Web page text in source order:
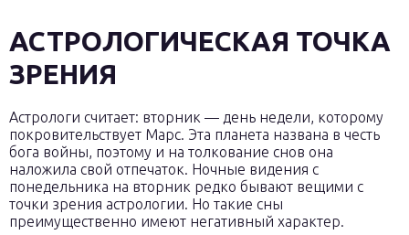
АСТРОЛОГИЧЕСКАЯ ТОЧКА
ЗРЕНИЯ
Астрологи считает: вторник — день недели, которому
покровительствует Марс. Эта планета названа в честь
бога войны, поэтому и на толкование снов она
наложила свой отпечаток. Ночные видения с
понедельника на вторник редко бывают вещими с
точки зрения астрологии. Но такие сны
преимущественно имеют негативный характер.